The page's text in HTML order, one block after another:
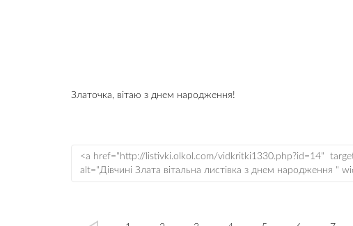
Златочка, вітаю з днем народження!